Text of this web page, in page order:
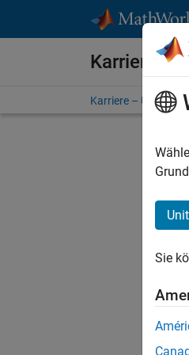
Karriere
Karriere – Übersicht
Sie